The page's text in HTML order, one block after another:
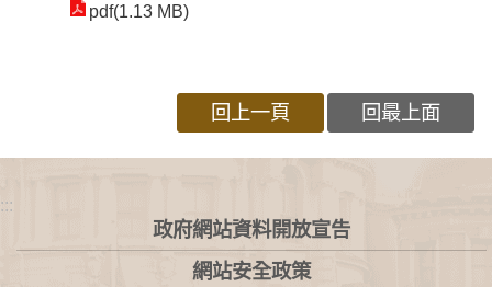
pdf(1.13 MB)
回上一頁 回最上面
:::
政府網站資料開放宣告
網站安全政策